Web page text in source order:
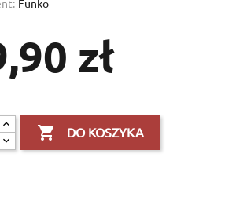
Funko
zł
 DO KOSZYKA